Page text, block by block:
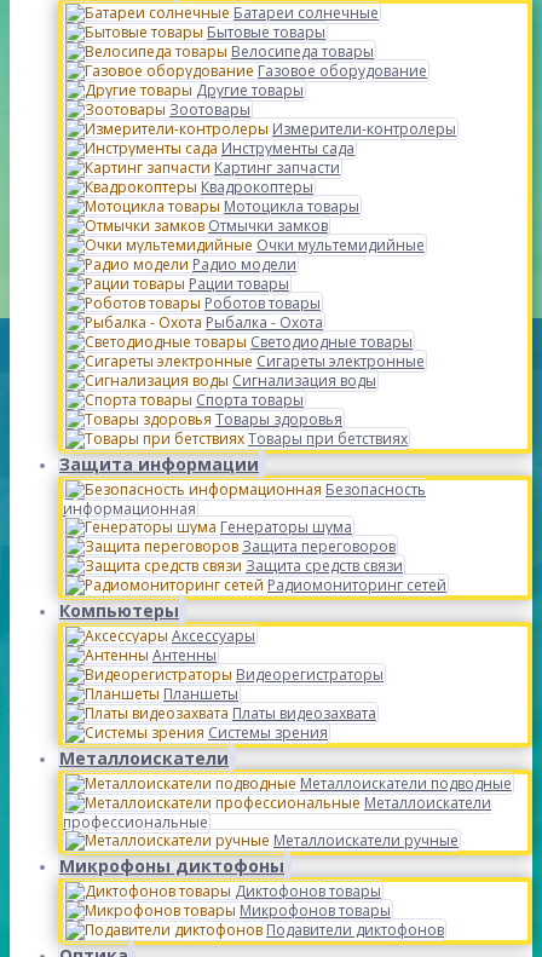
Батареи солнечные
Бытовые товары
Велосипеда товары
Газовое оборудование
Другие товары
Зоотовары
Измерители-контролеры
Инструменты сада
Картинг запчасти
Квадрокоптеры
Мотоцикла товары
Отмычки замков
Очки мультемидийные
Радио модели
Рации товары
Роботов товары
Рыбалка - Охота
Светодиодные товары
Сигареты электронные
Сигнализация воды
Спорта товары
Товары здоровья
Товары при бетствиях
Защита информации
Безопасность
информационная
Генераторы шума
Защита переговоров
Защита средств связи
Радиомониторинг сетей
Компьютеры
Аксессуары
Антенны
Видеорегистраторы
Планшеты
Платы видеозахвата
Системы зрения
Металлоискатели
Металлоискатели подводные
Металлоискатели
профессиональные
Металлоискатели ручные
Микрофоны диктофоны
Диктофонов товары
Микрофонов товары
Подавители диктофонов